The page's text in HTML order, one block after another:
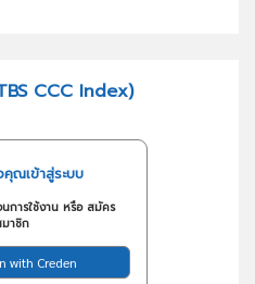
CCC Index)
ณเข้าสู่ระบบ
การใช้งาน หรือ สมัคร
มาชิก
with Creden